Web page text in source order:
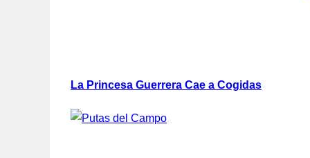
La Princesa Guerrera Cae a Cogidas